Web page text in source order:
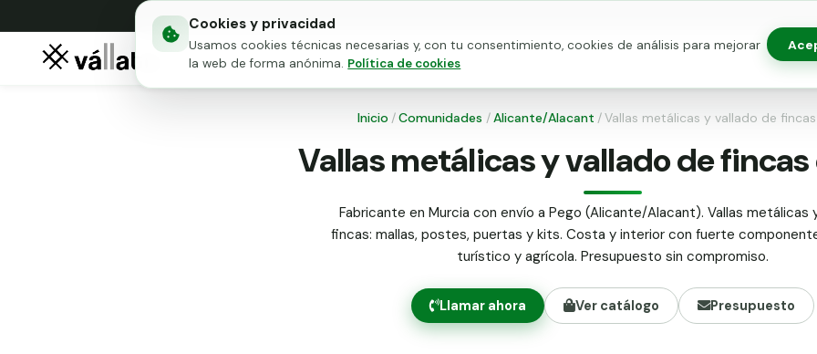
Cookies y privacidad
Usamos cookies técnicas necesarias y, con tu consentimiento, cookies de análisis para mejorar
la web de forma anónima. Política de cookies
Mallas metálicas
Puertas para vallado
Inicio /Comunidades /Alicante/Alacant /Vallas metálicas y vallado de
Vallas metálicas y vallado de fincas
Fabricante en Murcia con envío a Pego (Alicante/Alacant). Vallas metálicas
fincas: mallas, postes, puertas y kits. Costa y interior con fuerte
turístico y agrícola. Presupuesto sin compromiso.
Llamar ahora Ver catálogo Presupuesto